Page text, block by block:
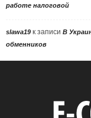
работе налоговой
slawa19 к записи В
обменников